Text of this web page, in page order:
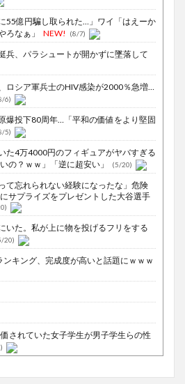
55億円騙し取られた…」ワイ「はえーか
ろなぁ」
NEW! (8/7)
兵、パラシュートが開かずに墜落して
ロシア軍兵士のHIV感染が2000％急増…
6)
爆投下80周年…「平和の価値をより堅固
5)
た4万4000円のフィギュアがヤバすぎる
の？ｗｗ」「逆に超安い」
(5/20)
て忘れられない経験になったな」危険
サプライズをプレゼントした大谷選手
いた。私が上に物を投げるフリをする
20)
キング、完成度が高いと話題にｗｗｗ
されていた女子学生が男子学生らの性